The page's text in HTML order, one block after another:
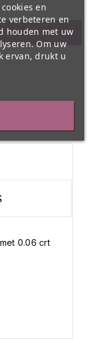
0.06 crt
en
verbeteren en
houden met uw
Om uw
ervan, drukt u